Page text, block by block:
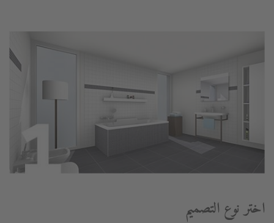
اختر نوع التصميم